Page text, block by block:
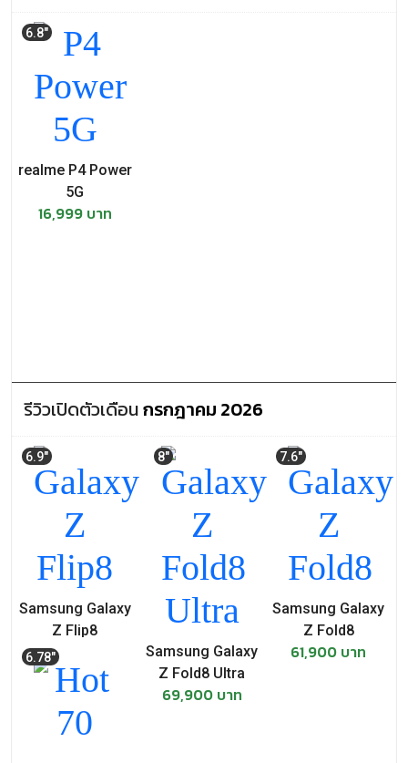
6.8"
realme P4 Power
5G
16,999 บาท
รีวิวเปิดตัวเดือนกรกฎาคม 2026
6.9"
Samsung Galaxy
Z Flip8
42,900 บาท
8"
Samsung Galaxy
Z Fold8 Ultra
69,900 บาท
7.6"
Samsung Galaxy
Z Fold8
61,900 บาท
6.78"